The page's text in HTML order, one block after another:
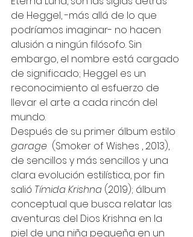
de Heggel, -más allá de lo que
podríamos imaginar- no hacen
alusión a ningún filósofo. Sin
embargo, el nombre está cargado
de significado; Heggel es un
reconocimiento al esfuerzo de
llevar el arte a cada rincón del
mundo.
Después de su primer álbum estilo
garage
  (Smoker of Wishes , 2013),
de sencillos y más sencillos y una
clara evolución estilística, por fin
salió Tímida Krishna (2019); álbum
conceptual que busca relatar las
aventuras del Dios Krishna en la
piel de una niña pequeña en un